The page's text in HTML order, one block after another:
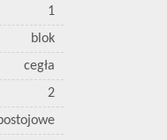
1
blok
cegła
2